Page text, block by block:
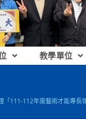
教學單位
111-112年度藝術才能專